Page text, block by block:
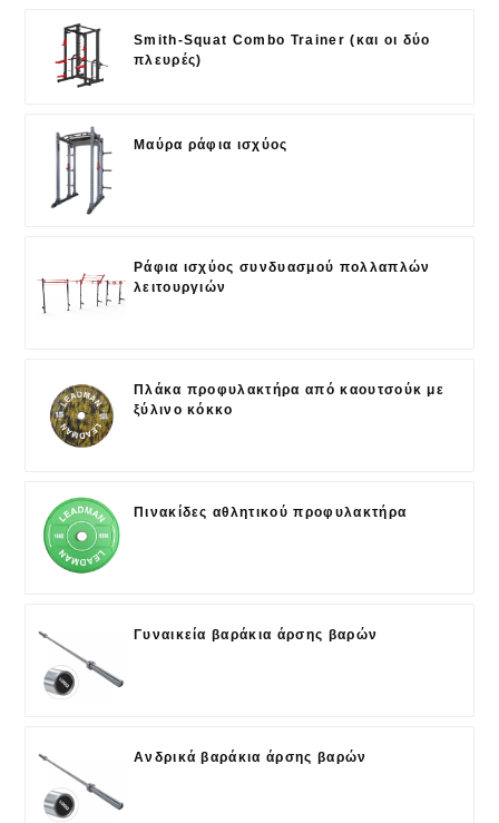
Smith-Squat Combo Trainer (και οι δύο
πλευρές)
Μαύρα ράφια ισχύος
Ράφια ισχύος συνδυασμού πολλαπλών
λειτουργιών
Πλάκα προφυλακτήρα από καουτσούκ με
ξύλινο κόκκο
Πινακίδες αθλητικού προφυλακτήρα
Γυναικεία βαράκια άρσης βαρών
Ανδρικά βαράκια άρσης βαρών